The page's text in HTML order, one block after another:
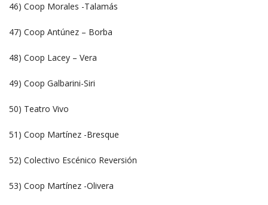
46) Coop Morales -Talamás
47) Coop Antúnez – Borba
48) Coop Lacey – Vera
49) Coop Galbarini-Siri
50) Teatro Vivo
51) Coop Martínez -Bresque
52) Colectivo Escénico Reversión
53) Coop Martínez -Olivera